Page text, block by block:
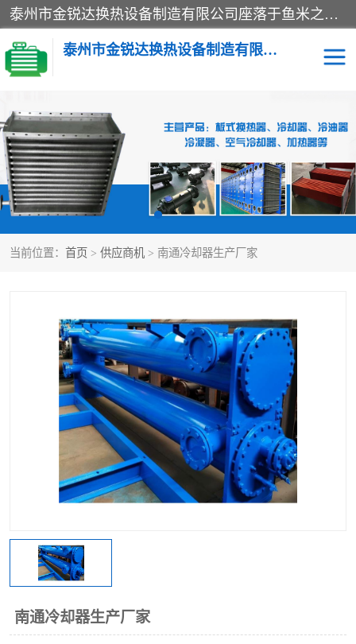
泰州市金锐达换热设备制造有限公司座落于鱼米之乡、祥泰之州一江苏泰州。是一家多年从事换热设备研究、设计、制造、销售、服务于一体的生产企业。
泰州市金锐达换热设备制造有限公司
当前位置： 首页 > 供应商机 > 南通冷却器生产厂家
南通冷却器生产厂家
冷却器 换热器
散热器 预热器
热交换器